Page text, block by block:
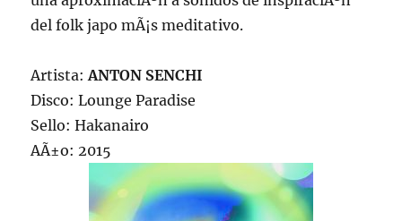
del folk japo mÃ¡s meditativo.
Artista:ANTON SENCHI
Disco: Lounge Paradise
Sello: Hakanairo
AÃ±o: 2015